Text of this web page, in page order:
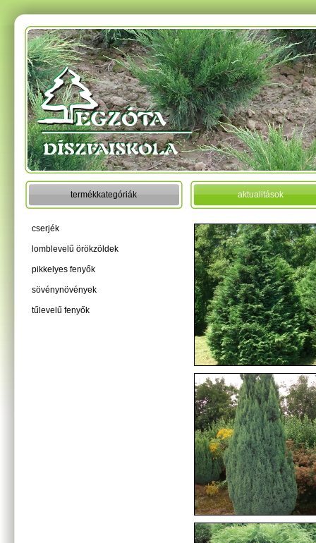
termékkategóriák
cserjék
lomblevelű örökzöldek
pikkelyes fenyők
sövénynövények
tűlevelű fenyők
aktualitások